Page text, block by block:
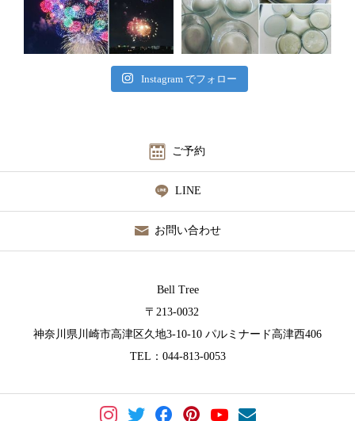
Instagram でフォロー
ご予約
LINE
お問い合わせ
Bell Tree
〒213-0032
神奈川県川崎市高津区久地3-10-10 パルミナード高津西406
TEL：044-813-0053